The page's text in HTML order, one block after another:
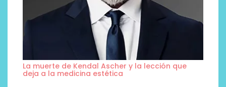
La muerte de Kendal Ascher y la lección que
deja a la medicina estética